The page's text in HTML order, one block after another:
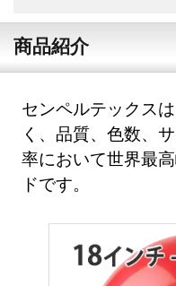
商品紹介
センペルテックス
く、品質、色数、
率において世界最
ドです。